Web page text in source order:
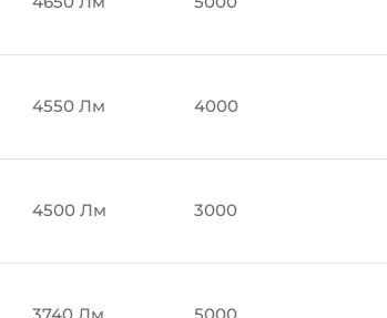
4550 Лм 4000
4500 Лм 3000